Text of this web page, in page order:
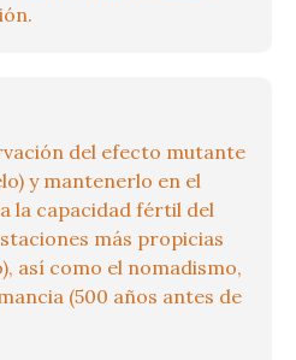
del efecto mutante
y mantenerlo en el
la capacidad fértil del
más propicias
así como el nomadismo,
(500 años antes de